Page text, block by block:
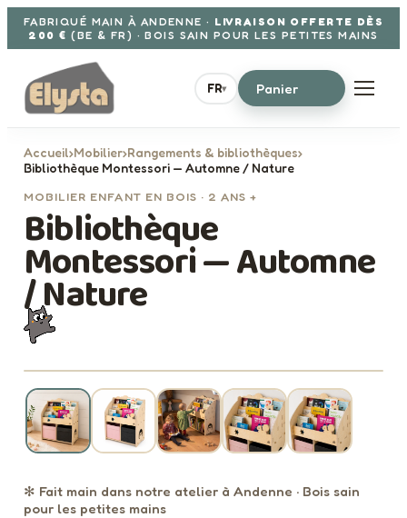
Aller au contenu
FABRIQUÉ MAIN À ANDENNE · LIVRAISON OFFERTE DÈS
200 € (BE & FR) · BOIS SAIN POUR LES PETITES MAINS
FR▾ Panier
Accueil›Mobilier›Rangements & bibliothèques›
Bibliothèque Montessori — Automne / Nature
MOBILIER ENFANT EN BOIS · 2 ANS +
Bibliothèque
Montessori — Automne
/ Nature
‹ ›
✻ Fait main dans notre atelier à Andenne · Bois sain
pour les petites mains